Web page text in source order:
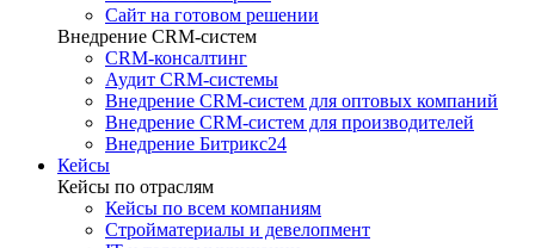
Сайт на готовом решении
Внедрение CRM-систем
CRM-консалтинг
Аудит CRM-системы
Внедрение CRM-систем для оптовых компаний
Внедрение CRM-систем для производителей
Внедрение Битрикс24
Кейсы
Кейсы по отраслям
Кейсы по всем компаниям
Стройматериалы и девелопмент